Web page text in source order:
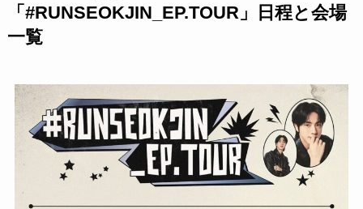
「#RUNSEOKJIN_EP.TOUR」日程と会場
一覧